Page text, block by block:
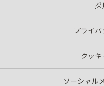
採
プライ
クッキ
ソーシャル